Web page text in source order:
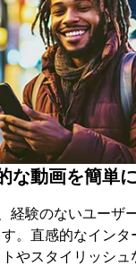
な動画を簡単
経験のないユーザ
。直感的なイン
やスタイリッシ